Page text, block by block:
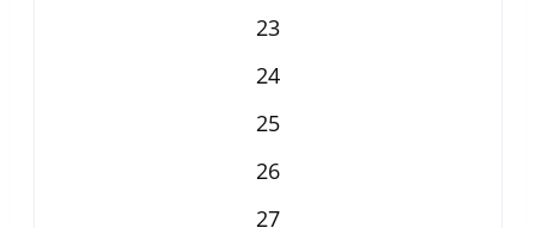
23
24
25
26
27